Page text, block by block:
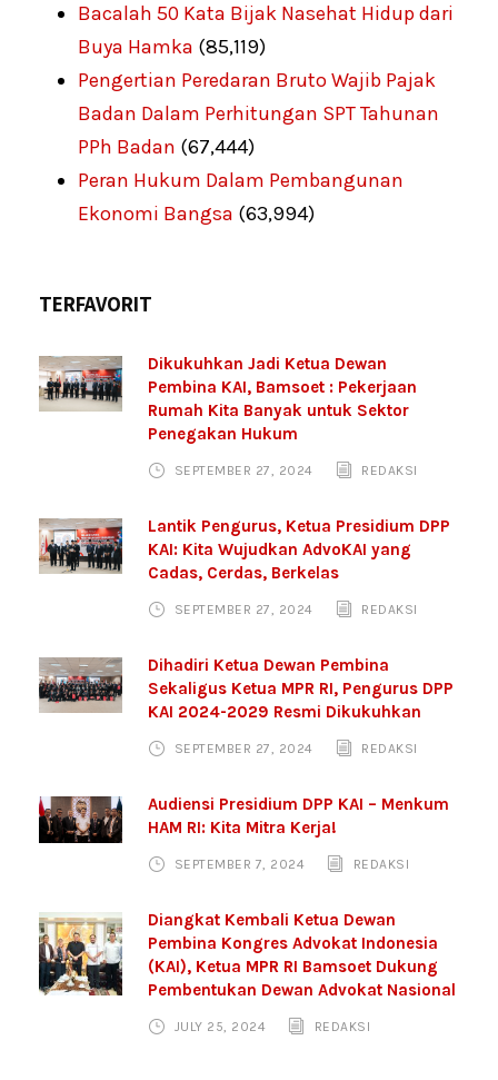
Bacalah 50 Kata Bijak Nasehat Hidup dari
Buya Hamka (85,119)
Pengertian Peredaran Bruto Wajib Pajak
Badan Dalam Perhitungan SPT Tahunan
PPh Badan (67,444)
Peran Hukum Dalam Pembangunan
Ekonomi Bangsa (63,994)
TERFAVORIT
Dikukuhkan Jadi Ketua Dewan
Pembina KAI, Bamsoet : Pekerjaan
Rumah Kita Banyak untuk Sektor
Penegakan Hukum
SEPTEMBER 27, 2024 REDAKSI
Lantik Pengurus, Ketua Presidium DPP
KAI: Kita Wujudkan AdvoKAI yang
Cadas, Cerdas, Berkelas
SEPTEMBER 27, 2024 REDAKSI
Dihadiri Ketua Dewan Pembina
Sekaligus Ketua MPR RI, Pengurus DPP
KAI 2024-2029 Resmi Dikukuhkan
SEPTEMBER 27, 2024 REDAKSI
Audiensi Presidium DPP KAI – Menkum
HAM RI: Kita Mitra Kerja!
SEPTEMBER 7, 2024 REDAKSI
Diangkat Kembali Ketua Dewan
Pembina Kongres Advokat Indonesia
(KAI), Ketua MPR RI Bamsoet Dukung
Pembentukan Dewan Advokat Nasional
JULY 25, 2024 REDAKSI